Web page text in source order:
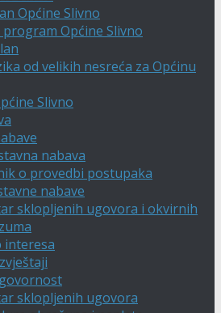
Općine Slivno
Općine Slivno
od velikih nesreća za Općinu
Slivno
nabava
o provedbi postupaka
nabave
sklopljenih ugovora i okvirnih
interesa
sklopljenih ugovora